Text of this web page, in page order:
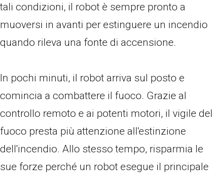
tali condizioni, il robot è sempre pronto a
muoversi in avanti per estinguere un incendio
quando rileva una fonte di accensione.
In pochi minuti, il robot arriva sul posto e
comincia a combattere il fuoco. Grazie al
controllo remoto e ai potenti motori, il vigile del
fuoco presta più attenzione all'estinzione
dell'incendio. Allo stesso tempo, risparmia le
sue forze perché un robot esegue il principale